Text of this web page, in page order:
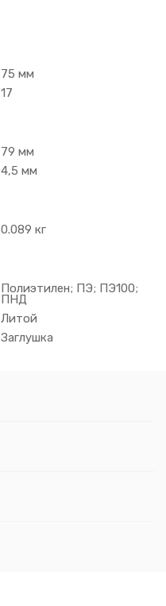
75 мм
17
79 мм
4,5 мм
0.089 кг
Полиэтилен; ПЭ; ПЭ100;
ПНД
Литой
Заглушка